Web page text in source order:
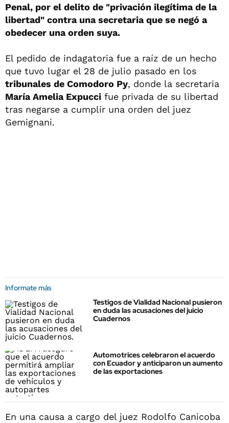
Penal, por el delito de "privación ilegítima de la
libertad" contra una secretaria que se negó a
obedecer una orden suya.
El pedido de indagatoria fue a raíz de un hecho
que tuvo lugar el 28 de julio pasado en los
tribunales de Comodoro Py, donde la secretaria
María Amelia Expucci fue privada de su libertad
tras negarse a cumplir una orden del juez
Gemignani.
Informate más
Testigos de Vialidad Nacional pusieron
en duda las acusaciones del juicio
Cuadernos
Automotrices celebraron el acuerdo
con Ecuador y anticiparon un aumento
de las exportaciones
En una causa a cargo del juez Rodolfo Canicoba